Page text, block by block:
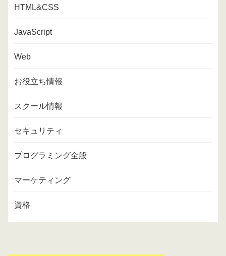
HTML&CSS
JavaScript
Web
お役立ち情報
スクール情報
セキュリティ
プログラミング全般
マーケティング
資格